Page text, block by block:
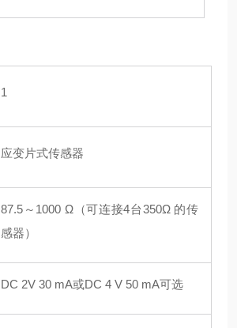
1
应变片式传感器
87.5～1000 Ω（可连接4台350Ω 的传
感器）
DC 2V 30 mA或DC 4 V 50 mA可选